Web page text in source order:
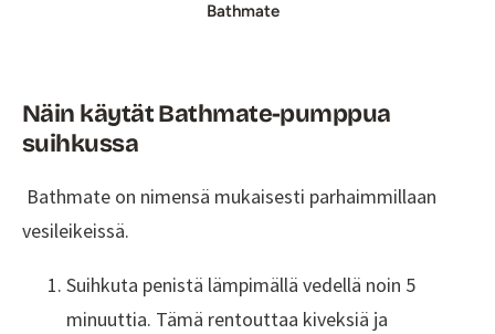
Bathmate
Näin käytät Bathmate-pumppua
suihkussa
Bathmate on nimensä mukaisesti parhaimmillaan
vesileikeissä.
Suihkuta penistä lämpimällä vedellä noin 5
minuuttia. Tämä rentouttaa kiveksiä ja